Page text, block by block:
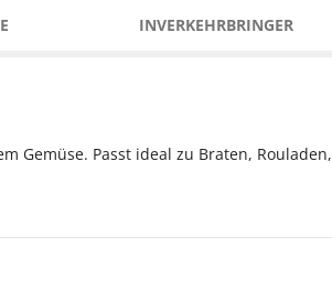
INVERKEHRBRINGER
Gemüse. Passt ideal zu Braten, Rouladen,